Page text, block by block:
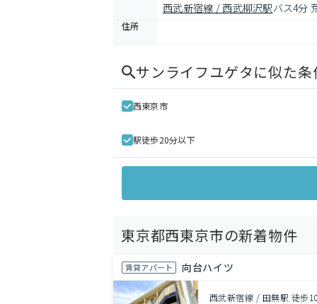
西武新宿線 / 西武柳沢駅バス4分
住所
サンライフユゲタに似た
西東京市
駅徒歩20分以下
東京都西東京市の新着物件
賃貸アパート 向台ハイツ
西武新宿線 / 田無駅 徒歩